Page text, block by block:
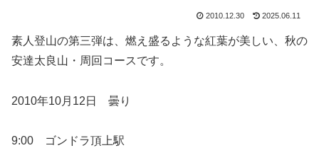
2010.12.30 2025.06.11
素人登山の第三弾は、燃え盛るような紅葉が美しい、秋の
安達太良山・周回コースです。
2010年10月12日 曇り
9:00 ゴンドラ頂上駅